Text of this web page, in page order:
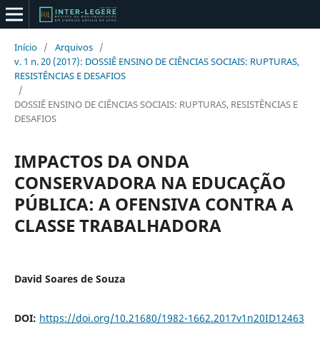
Início / Arquivos /
v. 1 n. 20 (2017): DOSSIÊ ENSINO DE CIÊNCIAS SOCIAIS: RUPTURAS,
RESISTÊNCIAS E DESAFIOS
/
DOSSIÊ ENSINO DE CIÊNCIAS SOCIAIS: RUPTURAS, RESISTÊNCIAS E
DESAFIOS
IMPACTOS DA ONDA
CONSERVADORA NA EDUCAÇÃO
PÚBLICA: A OFENSIVA CONTRA A
CLASSE TRABALHADORA
David Soares de Souza
DOI: https://doi.org/10.21680/1982-1662.2017v1n20ID12463